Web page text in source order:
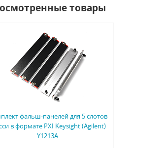
товары
фальш-панелей для 5 слотов
в формате PXI Keysight (Agilent)
Y1213A